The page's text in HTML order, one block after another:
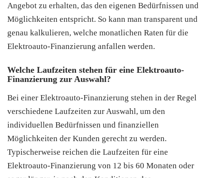
Angebot zu erhalten, das den eigenen Bedürfnissen und
Möglichkeiten entspricht. So kann man transparent und
genau kalkulieren, welche monatlichen Raten für die
Elektroauto-Finanzierung anfallen werden.
Welche Laufzeiten stehen für eine Elektroauto-
Finanzierung zur Auswahl?
Bei einer Elektroauto-Finanzierung stehen in der Regel
verschiedene Laufzeiten zur Auswahl, um den
individuellen Bedürfnissen und finanziellen
Möglichkeiten der Kunden gerecht zu werden.
Typischerweise reichen die Laufzeiten für eine
Elektroauto-Finanzierung von 12 bis 60 Monaten oder